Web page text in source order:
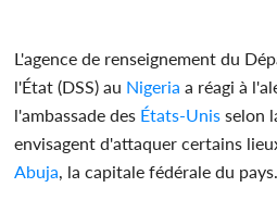
L'agence de renseignement du
l'État (DSS) au Nigeria a réagi à
l'ambassade des États-Unis selon
envisagent d'attaquer certains
Abuja , la capitale fédérale du pays.